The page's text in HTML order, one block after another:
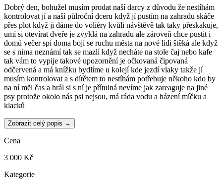
Dobrý den, bohužel musím prodat naší darcy z důvodu že nestíhám
kontrolovat jí a naší půlroční dceru když jí pustím na zahradu skáče
přes plot když ji dáme do voliéry kvůli návštěvě tak taky přeskakuje,
umí si otevírat dveře je zvyklá na zahradu ale zároveň chce pustit i
domů večer spí doma bojí se ruchu města na nové lidi štěká ale když
se s nima neznámí tak se mazlí když necháte na stole čaj nebo kafe
tak vám to vypije takové upozornění je očkovaná čipovaná
odčervená a má knížku bydlíme u kolejí kde jezdí vlaky takže jí
musím kontrolovat a s dítětem to nestíhám potřebuje někoho kdo by
na ní měl čas a hrál si s ní je přítulná nevíme jak zareaguje na jiné
psy protože okolo nás psi nejsou, má ráda vodu a házení míčku a
klacků
Zobrazit celý popis →
Cena
3 000 Kč
Kategorie